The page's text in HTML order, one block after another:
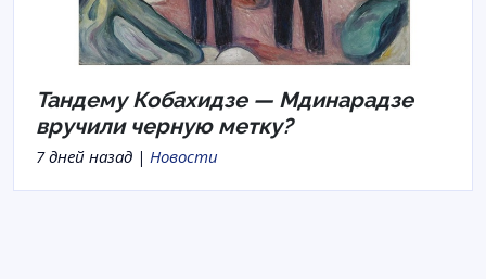
Тандему Кобахидзе — Мдинарадзе
вручили черную метку?
7 дней назад | Новости